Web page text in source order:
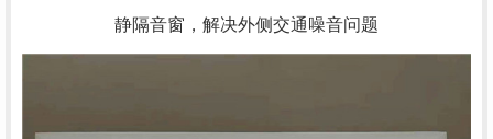
静隔音窗，解决外侧交通噪音问题